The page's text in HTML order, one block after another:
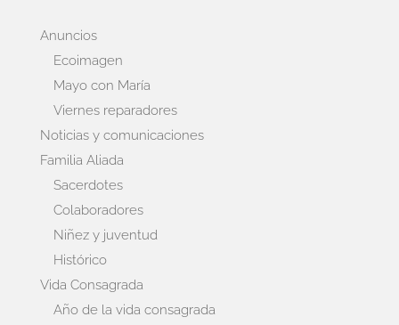
Anuncios
Ecoimagen
Mayo con María
Viernes reparadores
Noticias y comunicaciones
Familia Aliada
Sacerdotes
Colaboradores
Niñez y juventud
Histórico
Vida Consagrada
Año de la vida consagrada